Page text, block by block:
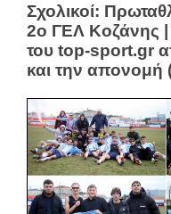
Σχολικοί:
2ο ΓΕΛ Κοζάνης |
του top-sport.gr
και την